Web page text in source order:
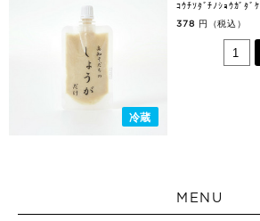
冷蔵
ｺｳﾁｿﾀﾞﾁﾉｼｮｳｶﾞﾀﾞｹ
378 円（税込）
MENU